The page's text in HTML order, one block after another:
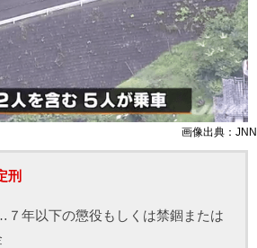
画像出典：JNN
刑
年以下の懲役もしくは禁錮または